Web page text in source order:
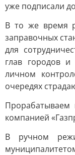
уже подписали
В то же время
заправочных
для
глав городов
личном
очередях
компанией
В ручном